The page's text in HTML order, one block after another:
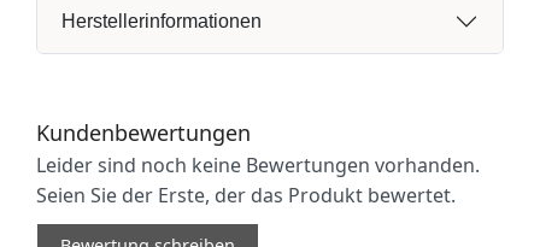
Herstellerinformationen
Kundenbewertungen
Leider sind noch keine Bewertungen vorhanden.
Seien Sie der Erste, der das Produkt bewertet.